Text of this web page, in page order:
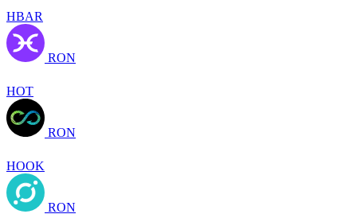
HBAR
RON
HOT
RON
HOOK
RON